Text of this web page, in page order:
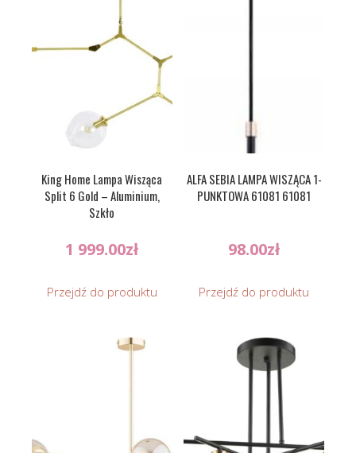
King Home Lampa Wisząca
Split 6 Gold – Aluminium,
Szkło
1 999.00zł
Przejdź do produktu
ALFA SEBIA LAMPA WISZĄCA 1-
PUNKTOWA 61081 61081
98.00zł
Przejdź do produktu